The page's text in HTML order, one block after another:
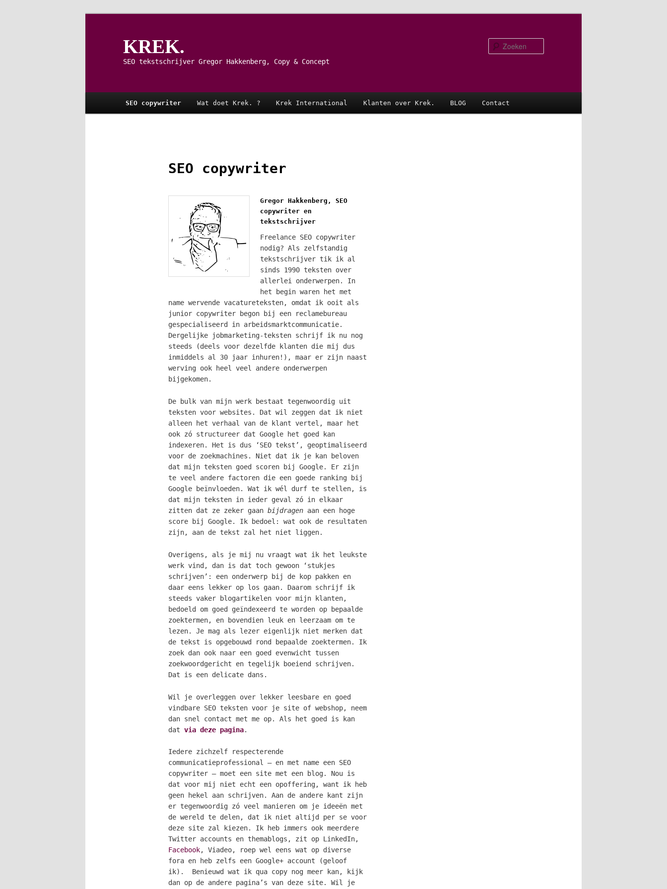
KREK.
SEO tekstschrijver Gregor Hakkenberg, Copy & Concept
SEO copywriter Wat doet Krek. ? Krek International Klanten over Krek. BLOG Contact
SEO copywriter
Gregor Hakkenberg, SEO
copywriter en
tekstschrijver
Freelance SEO copywriter
nodig? Als zelfstandig
tekstschrijver tik ik al
sinds 1990 teksten over
allerlei onderwerpen. In
het begin waren het met
name wervende vacatureteksten, omdat ik ooit als
junior copywriter begon bij een reclamebureau
gespecialiseerd in arbeidsmarktcommunicatie.
Dergelijke jobmarketing-teksten schrijf ik nu nog
steeds (deels voor dezelfde klanten die mij dus
inmiddels al 30 jaar inhuren!), maar er zijn naast
werving ook heel veel andere onderwerpen
bijgekomen.
De bulk van mijn werk bestaat tegenwoordig uit
teksten voor websites. Dat wil zeggen dat ik niet
alleen het verhaal van de klant vertel, maar het
ook zó structureer dat Google het goed kan
indexeren. Het is dus ‘SEO tekst’, geoptimaliseerd
voor de zoekmachines. Niet dat ik je kan beloven
dat mijn teksten goed scoren bij Google. Er zijn
te veel andere factoren die een goede ranking bij
Google beïnvloeden. Wat ik wél durf te stellen, is
dat mijn teksten in ieder geval zó in elkaar
zitten dat ze zeker gaan bijdragenaan een hoge
score bij Google. Ik bedoel: wat ook de resultaten
zijn, aan de tekst zal het niet liggen.
Overigens, als je mij nu vraagt wat ik het leukste
werk vind, dan is dat toch gewoon ‘stukjes
schrijven’: een onderwerp bij de kop pakken en
daar eens lekker op los gaan. Daarom schrijf ik
steeds vaker blogartikelen voor mijn klanten,
bedoeld om goed geïndexeerd te worden op bepaalde
zoektermen, en bovendien leuk en leerzaam om te
lezen. Je mag als lezer eigenlijk niet merken dat
de tekst is opgebouwd rond bepaalde zoektermen. Ik
zoek dan ook naar een goed evenwicht tussen
zoekwoordgericht en tegelijk boeiend schrijven.
Dat is een delicate dans.
Wil je overleggen over lekker leesbare en goed
vindbare SEO teksten voor je site of webshop, neem
dan snel contact met me op. Als het goed is kan
dat via deze pagina.
Iedere zichzelf respecterende
communicatieprofessional – en met name een SEO
copywriter – moet een site met een blog. Nou is
dat voor mij niet echt een opoffering, want ik heb
geen hekel aan schrijven. Aan de andere kant zijn
er tegenwoordig zó veel manieren om je ideeën met
de wereld te delen, dat ik niet altijd per se voor
deze site zal kiezen. Ik heb immers ook meerdere
Twitter accounts en themablogs, zit op LinkedIn,
Facebook, Viadeo, roep wel eens wat op diverse
fora en heb zelfs een Google+ account (geloof
ik). Benieuwd wat ik qua copy nog meer kan, kijk
dan op de andere pagina’s van deze site. Wil je